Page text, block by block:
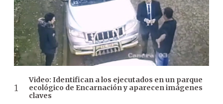
Video: Identifican a los ejecutados en un parque
ecológico de Encarnación y aparecen imágenes
claves